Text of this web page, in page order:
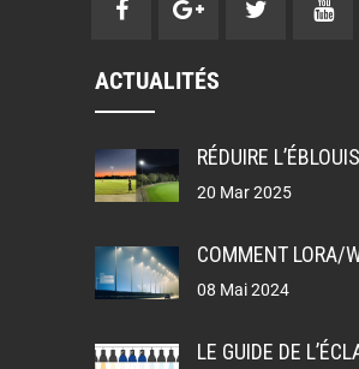
ACTUALITÉS
20 Mar 2025
08 Mai 2024